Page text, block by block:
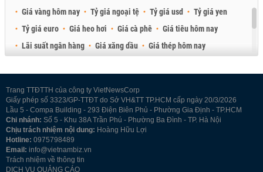
Giá vàng hôm nay Tỷ giá ngoại tệ Tỷ giá usd
Tỷ giá yen
Tỷ giá euro
Giá heo hơi Giá cà phê
Giá tiêu hôm nay
Lãi suất ngân hàng
Giá xăng dầu
Giá thép hôm nay
Trang TTĐTTH của công ty VietNewsCorp
Giấy phép số 3323/GP-TTĐT do Sở VH&TT TP.HCM cấp ngày 20/3/2026
Lầu 5 - Compa Building - 293 Điện Biên Phủ - Phường Gia Định - TP.HCM
Chi nhánh: Số 5 - Khu 38A Trần Phú - Phường Ba Đình - TP. Hà Nội
Chịu trách nhiệm nội dung: Hoàng Hữu Lợi
Hotline: 0975798489
Email: info@vietnambiz.vn
Trách nhiệm về thông tin
DỊCH VỤ QUẢNG CÁO